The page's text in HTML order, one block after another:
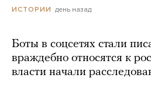
ИСТОРИИ день назад
Боты в соцсетях стали
враждебно относятся к
власти начали